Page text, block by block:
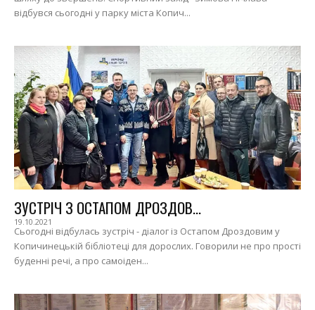
відбувся сьогодні у парку міста Копич...
ЗУСТРІЧ З ОСТАПОМ ДРОЗДОВ...
19.10.2021
Сьогодні відбулась зустріч - діалог із Остапом Дроздовим у
Копичинецькій бібліотеці для дорослих. Говорили не про прості
буденні речі, а про самоіден...